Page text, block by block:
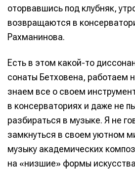
оторвавшись под клубняк,
возвращаются в
Рахманинова.
Есть в этом какой-то
сонаты Бетховена, работаем
знаем все о своем
в консерваториях и даже не
разбираться в музыке. Я не
замкнуться в своем уютном
музыку академических
на «низшие» формы